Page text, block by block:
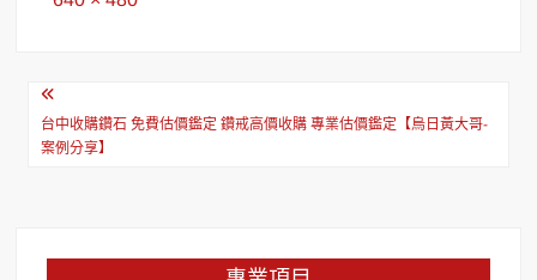
文
章
台中收購鑽石 免費估價鑑定 鑽戒高價收購 專業估價鑑定【烏日黃大哥-
案例分享】